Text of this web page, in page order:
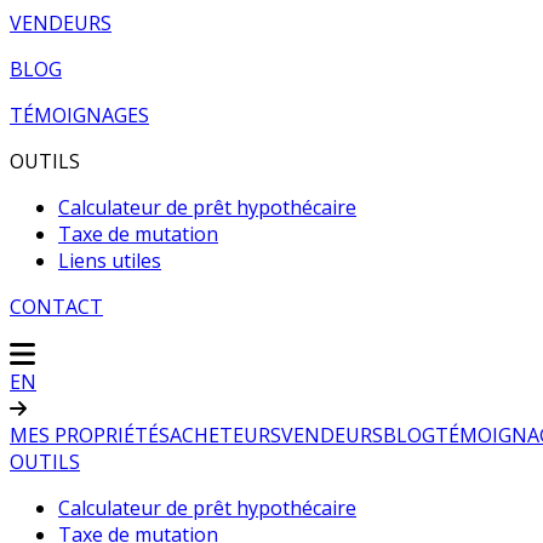
VENDEURS
BLOG
TÉMOIGNAGES
OUTILS
Calculateur de prêt hypothécaire
Taxe de mutation
Liens utiles
CONTACT
EN
MES PROPRIÉTÉSACHETEURSVENDEURSBLOG
OUTILS
Calculateur de prêt hypothécaire
Taxe de mutation